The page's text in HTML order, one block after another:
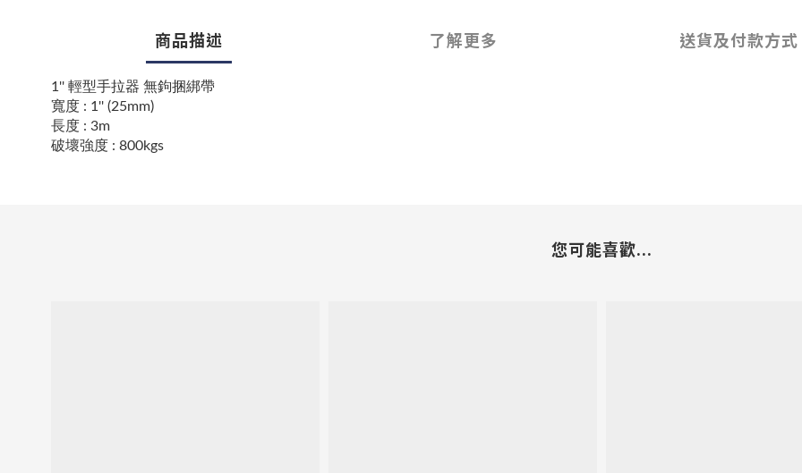
商品描述 了解更多 送貨及付款方式
1'' 輕型手拉器 無鉤捆綁帶
寬度 : 1'' (25mm)
長度 : 3m
破壞強度 : 800kgs
您可能喜歡...